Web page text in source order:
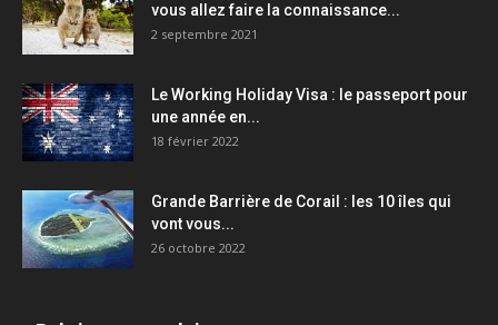
vous allez faire la connaissance...
2 septembre 2021
Le Working Holiday Visa : le passeport pour
une année en...
18 février 2022
Grande Barrière de Corail : les 10 îles qui
vont vous...
26 octobre 2022